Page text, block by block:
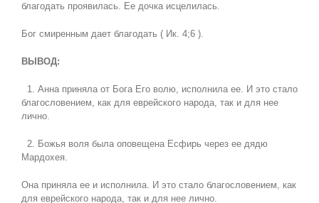
благодать проявилась. Ее дочка исцелилась.
Бог смиренным дает благодать ( Ик. 4;6 ).
ВЫВОД:
1. Анна приняла от Бога Его волю, исполнила ее. И это стало
благословением, как для еврейского народа, так и для нее
лично.
2. Божья воля была оповещена Есфирь через ее дядю
Мардохея.
Она приняла ее и исполнила. И это стало благословением, как
для еврейского народа, так и для нее лично.